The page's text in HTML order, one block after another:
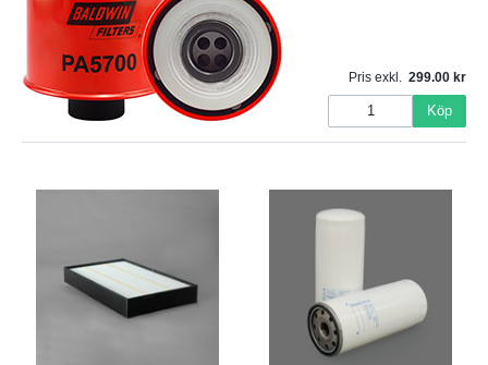
Pris exkl. 299.00
Köp